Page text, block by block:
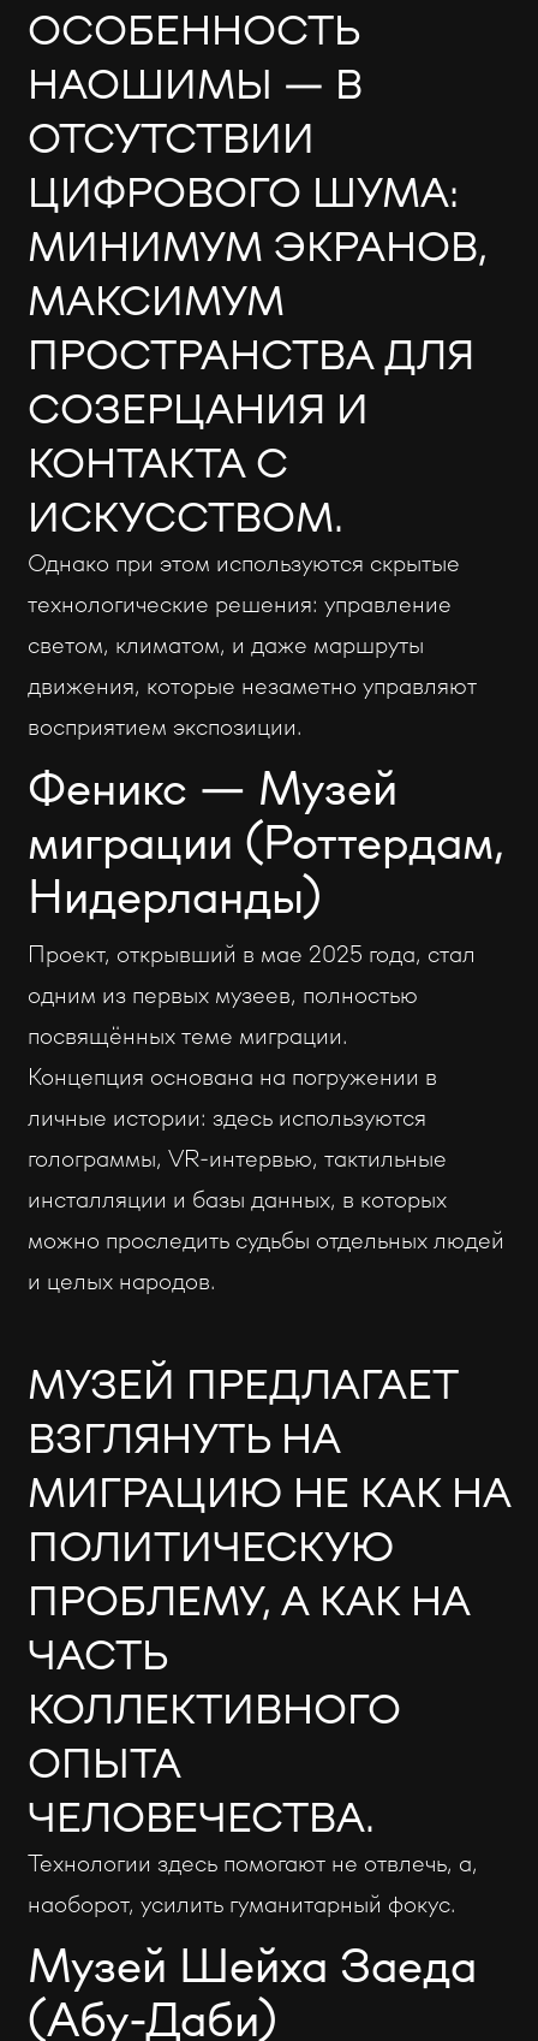
ОСОБЕННОСТЬ
НАОШИМЫ — В
ОТСУТСТВИИ
ЦИФРОВОГО ШУМА:
МИНИМУМ ЭКРАНОВ,
МАКСИМУМ
ПРОСТРАНСТВА ДЛЯ
СОЗЕРЦАНИЯ И
КОНТАКТА С
ИСКУССТВОМ.
Однако при этом используются скрытые
технологические решения: управление
светом, климатом, и даже маршруты
движения, которые незаметно управляют
восприятием экспозиции.
Феникс — Музей
миграции (Роттердам,
Нидерланды)
Проект, открывший в мае 2025 года, стал
одним из первых музеев, полностью
посвящённых теме миграции.
Концепция основана на погружении в
личные истории: здесь используются
голограммы, VR-интервью, тактильные
инсталляции и базы данных, в которых
можно проследить судьбы отдельных людей
и целых народов.
МУЗЕЙ ПРЕДЛАГАЕТ
ВЗГЛЯНУТЬ НА
МИГРАЦИЮ НЕ КАК НА
ПОЛИТИЧЕСКУЮ
ПРОБЛЕМУ, А КАК НА
ЧАСТЬ
КОЛЛЕКТИВНОГО
ОПЫТА
ЧЕЛОВЕЧЕСТВА.
Технологии здесь помогают не отвлечь, а,
наоборот, усилить гуманитарный фокус.
Музей Шейха Заеда
(Абу-Даби)